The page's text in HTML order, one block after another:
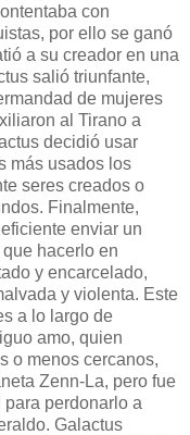
con
por ello se ganó
a su creador en una
salió triunfante,
de mujeres
al Tirano a
decidió usar
más usados los
seres creados o
Finalmente,
enviar un
hacerlo en
y encarcelado,
y violenta. Este
a lo largo de
amo, quien
o menos cercanos,
Zenn-La, pero fue
perdonarlo a
Galactus